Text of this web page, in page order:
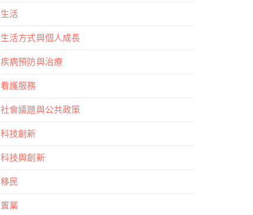
生活
生活方式與個人成長
疾病預防與治療
看護服務
社會議題與公共政策
科技創新
科技與創新
移民
置業